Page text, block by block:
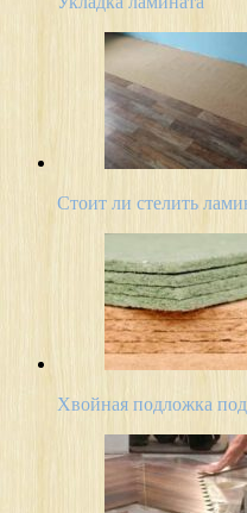
Стоит ли стелить
Хвойная подложка